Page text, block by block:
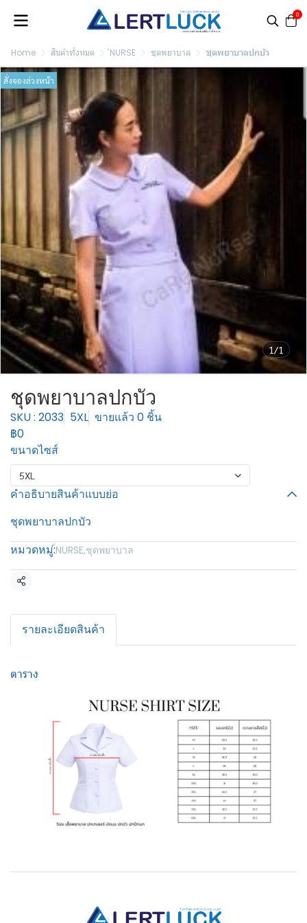
0
Home สินค้าทั้งหมด ์NURSE ชุดพยาบาล ชุดพยาบาลปกบัว
1/1
สั่งจองล่วงหน้า
ชุดพยาบาลปกบัว
SKU : 2033 5XL ขายแล้ว 0 ชิ้น
฿0
ขนาดไซส์
5XL
คำอธิบายสินค้าแบบย่อ
ชุดพยาบาลปกบัว
หมวดหมู่:์NURSE,ชุดพยาบาล
แชร์
รายละเอียดสินค้า
ตาราง